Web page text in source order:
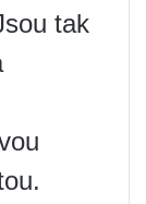
tak